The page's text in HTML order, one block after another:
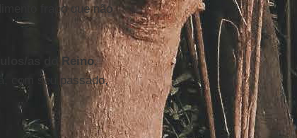
fraco que não
as do Reino,
com seu passado,